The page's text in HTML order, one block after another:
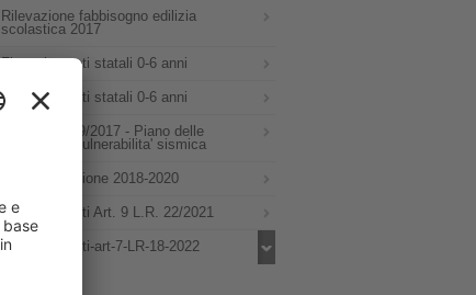
Rilevazione fabbisogno edilizia
scolastica 2017
Finanziamenti statali 0-6 anni
Finanziamenti statali 0-6 anni
DGR N. 1889/2017 - Piano delle
verifiche di vulnerabilita' sismica
Programmazione 2018-2020
Finanziamenti Art. 9 L.R. 22/2021
Finanziamenti-art-7-LR-18-2022